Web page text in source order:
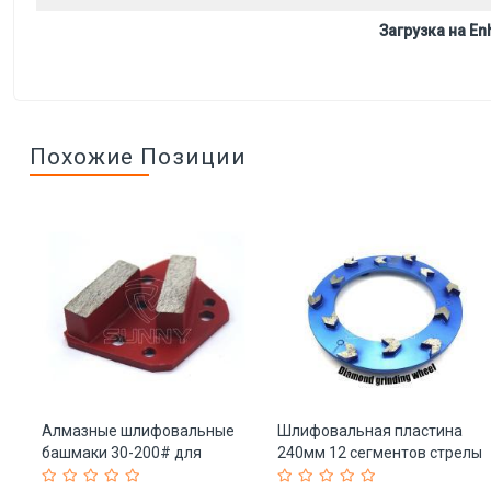
Загрузка на
Похожие Позиции
Алмазные шлифовальные
башмаки 30-200# для
полировки бетона (арт. 25-
Шлифовальная пластина
240мм 12 сегментов стрелы
(арт. 25-19083654)